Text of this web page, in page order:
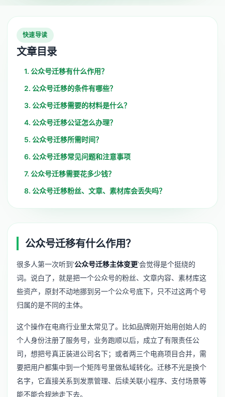
快速导读
文章目录
1. 公众号迁移有什么作用？
2. 公众号迁移的条件有哪些？
3. 公众号迁移需要的材料是什么？
4. 公众号迁移公证怎么办理？
5. 公众号迁移所需时间？
6. 公众号迁移常见问题和注意事项
7. 公众号迁移需要花多少钱？
8. 公众号迁移粉丝、文章、素材库会丢失吗？
公众号迁移有什么作用？
很多人第一次听到‘公众号迁移主体变更’会觉得是个挺绕的
词。说白了，就是把一个公众号的粉丝、文章内容、素材库这
些资产，原封不动地挪到另一个公众号底下，只不过这两个号
归属的是不同的主体。
这个操作在电商行业里太常见了。比如品牌刚开始用创始人的
个人身份注册了服务号，业务跑顺以后，成立了有限责任公
司，想把号真正装进公司名下；或者两三个电商项目合并，需
要把用户都集中到一个矩阵号里做私域转化。迁移不光是换个
名字，它直接关系到发票管理、后续关联小程序、支付场景等
能不能合规地走下去。